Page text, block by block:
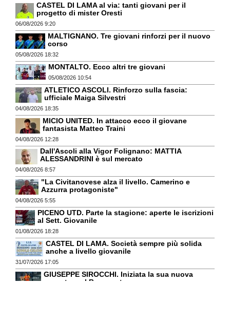
CASTEL DI LAMA al via: tanti giovani per il
progetto di mister Oresti
06/08/2026 9:20
MALTIGNANO. Tre giovani rinforzi per il nuovo
corso
05/08/2026 18:32
MONTALTO. Ecco altri tre giovani
05/08/2026 10:54
ATLETICO ASCOLI. Rinforzo sulla fascia:
ufficiale Maiga Silvestri
04/08/2026 18:35
MICIO UNITED. In attacco ecco il giovane
fantasista Matteo Traini
04/08/2026 12:28
Dall'Ascoli alla Vigor Folignano: MATTIA
ALESSANDRINI è sul mercato
04/08/2026 8:57
"La Civitanovese alza il livello. Camerino e
Azzurra protagoniste"
04/08/2026 5:55
PICENO UTD. Parte la stagione: aperte le iscrizioni
al Sett. Giovanile
01/08/2026 18:28
CASTEL DI LAMA. Società sempre più solida
anche a livello giovanile
31/07/2026 17:05
GIUSEPPE SIROCCHI. Iniziata la sua nuova
avventura al Benevento